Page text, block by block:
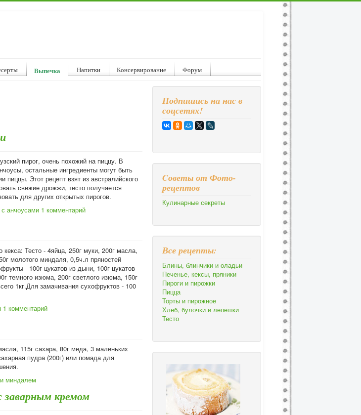
Выпечка Напитки Консервирование Форум
пирог, очень похожий на пиццу. В
остальные ингредиенты могут быть
пиццы. Этот рецепт взят из австралийского
свежие дрожжи, тесто получается
для других открытых пирогов.
анчоусами 1 комментарий
Тесто - 4яйца, 250г муки, 200г масла,
молотого миндаля, 0,5ч.л пряностей
- 100г цукатов из дыни, 100г цукатов
темного изюма, 200г светлого изюма, 150г
1кг.Для замачивания сухофруктов - 100
1 комментарий
115г сахара, 80г меда, 3 маленьких
пудра (200г) или помада для
миндалем
заварным кремом
Подпишись на нас в
соцсетях!
Cоветы от Фото-
рецептов
Кулинарные секреты
Все рецепты:
Блины, блинчики и оладьи
Печенье, кексы, пряники
Пироги и пирожки
Пицца
Торты и пирожное
Хлеб, булочки и лепешки
Тесто